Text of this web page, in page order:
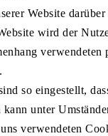
Website
wird der
so eingestellt,
unter
verwendeten